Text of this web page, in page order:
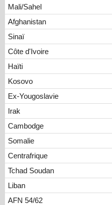
Mali/Sahel
Afghanistan
Sinaï
Côte d'Ivoire
Haïti
Kosovo
Ex-Yougoslavie
Irak
Cambodge
Somalie
Centrafrique
Tchad Soudan
Liban
AFN 54/62